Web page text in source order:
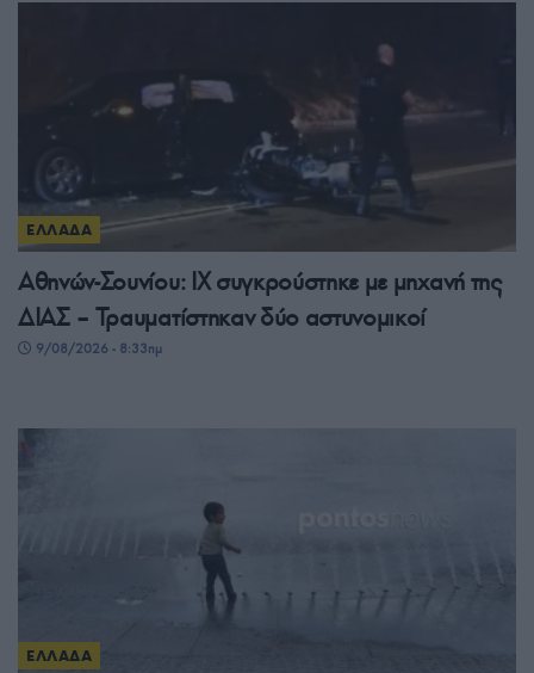
ΕΛΛΑΔΑ
Αθηνών-Σουνίου: ΙΧ συγκρούστηκε με μηχανή της
ΔΙΑΣ – Τραυματίστηκαν δύο αστυνομικοί
9/08/2026 - 8:33πμ
ΕΛΛΑΔΑ